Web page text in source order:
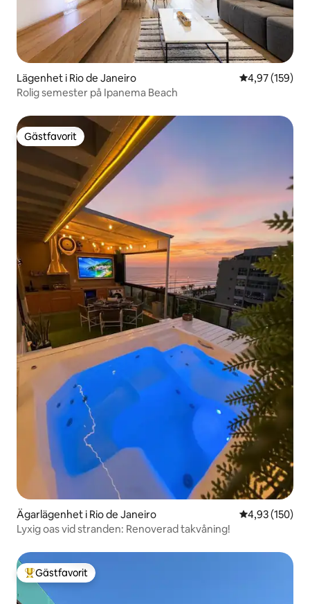
Lägenhet i Rio de Janeiro 4,97 av 5 i
4,97 (159)
Rolig semester på Ipanema Beach
Gästfavorit
Gästfavorit
Ägarlägenhet i Rio de Janeiro 4,93 av 5 i
4,93 (150)
Lyxig oas vid stranden: Renoverad takvåning!
Populär gästfavorit
Gästfavorit